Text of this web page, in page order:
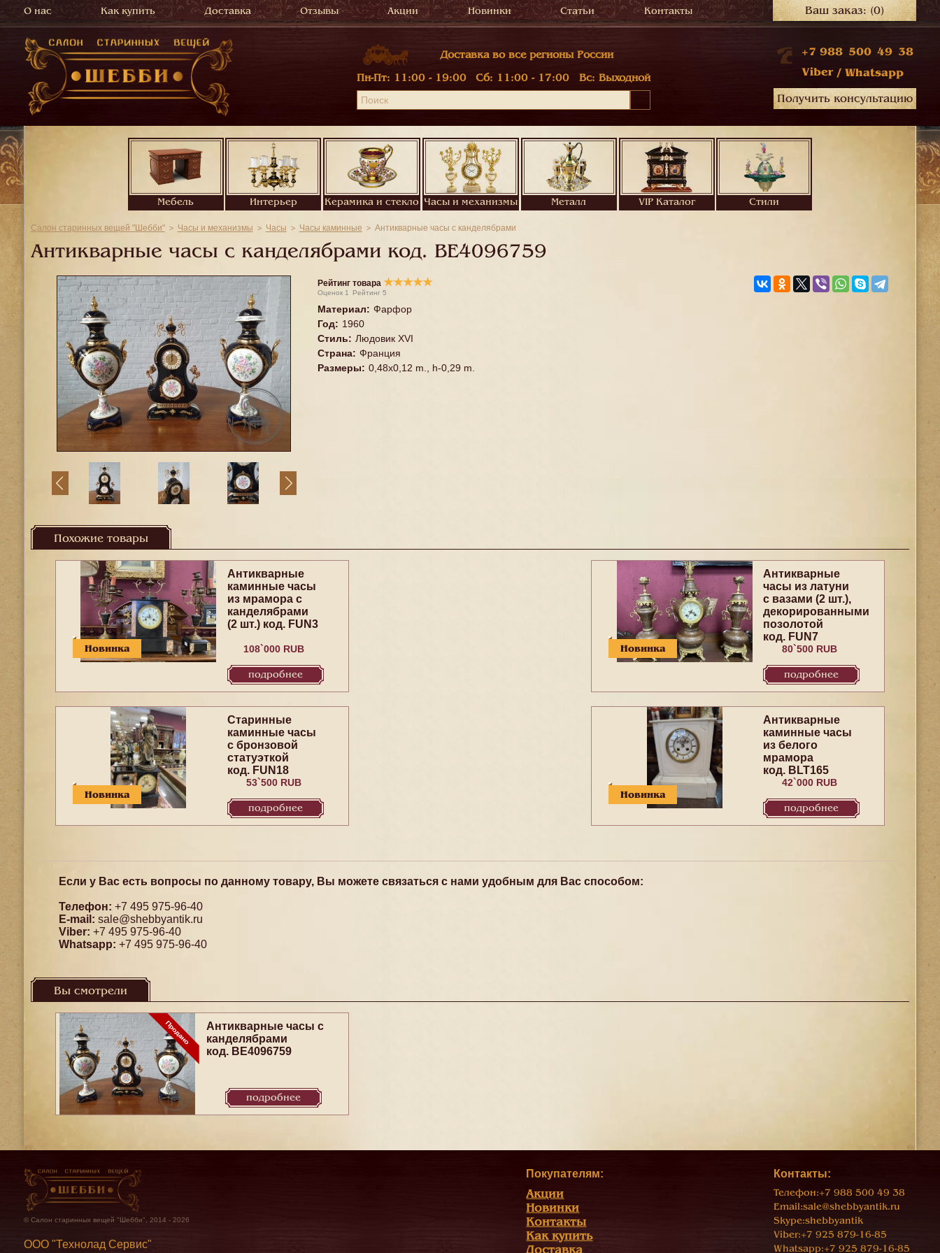
О нас Как купить Доставка Отзывы Акции Новинки Статьи Контакты Ваш заказ:(0)
Доставка во все регионы России
Пн-Пт: 11:00 - 19:00 Сб: 11:00 - 17:00 Вс: Выходной
+7 988 500 49 38
Viber / Whatsapp
Получить консультацию
Мебель Интерьер Керамика и стекло Часы и механизмы Металл VIP Каталог Стили
Салон старинных вещей "Шебби" Часы и механизмы Часы Часы каминные Антикварные часы с канделябрами
Антикварные часы с канделябрами код. BE4096759
Рейтинг товара ★★★★★
Оценок 1 Рейтинг 5
Материал: Фарфор
Год: 1960
Стиль: Людовик XVI
Страна: Франция
Размеры: 0,48x0,12 m., h-0,29 m.
Похожие товары
Новинка
Антикварные
каминные часы
из мрамора с
канделябрами
(2 шт.) код. FUN3
108`000 RUB
подробнее
Новинка
Антикварные
часы из латуни
с вазами (2 шт.),
декорированными
позолотой
код. FUN7
80`500 RUB
подробнее
Новинка
Старинные
каминные часы
с бронзовой
статуэткой
код. FUN18
53`500 RUB
подробнее
Новинка
Антикварные
каминные часы
из белого
мрамора
код. BLT165
42`000 RUB
подробнее
Если у Вас есть вопросы по данному товару, Вы можете связаться с нами удобным для Вас способом:
Телефон: +7 495 975-96-40
E-mail: sale@shebbyantik.ru
Viber: +7 495 975-96-40
Whatsapp: +7 495 975-96-40
Вы смотрели
Антикварные часы с
канделябрами
код. BE4096759
подробнее
© Салон старинных вещей "Шебби", 2014 - 2026
ООО "Технолад Сервис"
Покупателям:
Акции
Новинки
Контакты
Как купить
Доставка
Контакты:
Телефон:+7 988 500 49 38
Email:sale@shebbyantik.ru
Skype:shebbyantik
Viber:+7 925 879-16-85
Whatsapp:+7 925 879-16-85